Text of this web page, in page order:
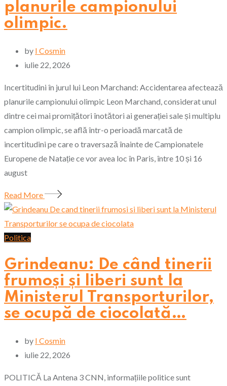
planurile campionului
olimpic.
by I Cosmin
iulie 22, 2026
Incertitudini în jurul lui Leon Marchand: Accidentarea afectează
planurile campionului olimpic Leon Marchand, considerat unul
dintre cei mai promițători înotători ai generației sale și multiplu
campion olimpic, se află într-o perioadă marcată de
incertitudini pe care o traversază înainte de Campionatele
Europene de Natație ce vor avea loc în Paris, între 10 și 16
august
Read More
Politica
Grindeanu: De când tinerii
frumoși și liberi sunt la
Ministerul Transporturilor,
se ocupă de ciocolată…
by I Cosmin
iulie 22, 2026
POLITICĂ La Antena 3 CNN, informațiile politice sunt